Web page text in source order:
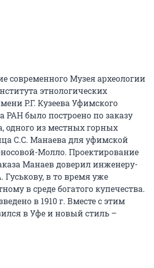
современного Музея археологии
этнологических
Р.Г. Кузеева Уфимского
РАН было построено по заказу
одного из местных горных
С.С. Манаева для уфимской
Молло. Проектирование
Манаев доверил инженеру-
Гуськову, в то время уже
в среде богатого купечества.
в 1910 г. Вместе с этим
в Уфе и новый стиль –